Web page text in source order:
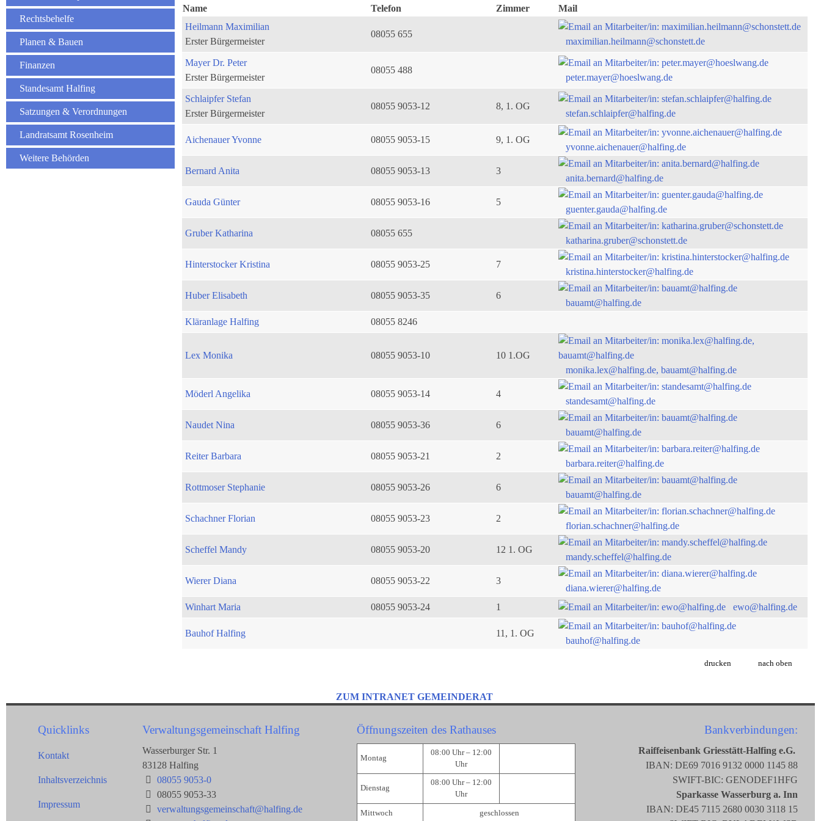
Rechtsbehelfe
Planen & Bauen
Finanzen
Standesamt Halfing
Satzungen & Verordnungen
Landratsamt Rosenheim
Weitere Behörden
Name
Telefon Zimmer
Mail
Heilmann Maximilian
Erster Bürgermeister
08055 655
maximilian.heilmann@schonstett.de
Mayer Dr. Peter
Erster Bürgermeister
08055 488
peter.mayer@hoeslwang.de
Schlaipfer Stefan
Erster Bürgermeister
08055 9053-12 8, 1. OG
stefan.schlaipfer@halfing.de
Aichenauer Yvonne 08055 9053-15 9, 1. OG
yvonne.aichenauer@halfing.de
Bernard Anita 08055 9053-13 3
anita.bernard@halfing.de
Gauda Günter 08055 9053-16 5
guenter.gauda@halfing.de
Gruber Katharina 08055 655
katharina.gruber@schonstett.de
Hinterstocker Kristina 08055 9053-25 7
kristina.hinterstocker@halfing.de
Huber Elisabeth 08055 9053-35 6
bauamt@halfing.de
Kläranlage Halfing
08055 8246
Lex Monika 08055 9053-10
10 1.OG
monika.lex@halfing.de, bauamt@halfing.de
Möderl Angelika 08055 9053-14 4
standesamt@halfing.de
Naudet Nina 08055 9053-36 6
bauamt@halfing.de
Reiter Barbara 08055 9053-21 2
barbara.reiter@halfing.de
Rottmoser Stephanie 08055 9053-26 6
bauamt@halfing.de
Schachner Florian 08055 9053-23 2
florian.schachner@halfing.de
Scheffel Mandy 08055 9053-20 12 1. OG
mandy.scheffel@halfing.de
Wierer Diana 08055 9053-22 3
diana.wierer@halfing.de
Winhart Maria
08055 9053-24 1 ewo@halfing.de
Bauhof Halfing 11, 1. OG
bauhof@halfing.de
drucken nach oben
ZUM INTRANET GEMEINDERAT
Quicklinks
Kontakt
Inhaltsverzeichnis
Impressum
Verwaltungsgemeinschaft Halfing
Wasserburger Str. 1
83128 Halfing
08055 9053-0
08055 9053-33
verwaltungsgemeinschaft@halfing.de
Öffnungszeiten des Rathauses
Montag
08:00 Uhr – 12:00
Uhr
Dienstag
08:00 Uhr – 12:00
Uhr
Mittwoch geschlossen
Bankverbindungen:
Raiffeisenbank Griesstätt-Halfing e.G.
IBAN: DE69 7016 9132 0000 1145 88
SWIFT-BIC: GENODEF1HFG
Sparkasse Wasserburg a. Inn
IBAN: DE45 7115 2680 0030 3118 15